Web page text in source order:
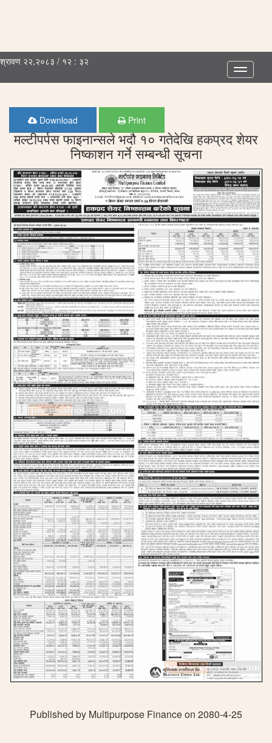
Toggle
श्रावण २२,२०८३ / १२ : ३२
Download Print
मल्टीपर्पस फाइनान्सले भदौ १० गतेदेखि हकप्रद शेयर
निष्काशन गर्ने सम्बन्धी सूचना
Published by Multipurpose Finance on 2080-4-25